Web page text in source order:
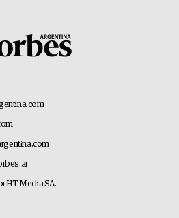
HT Media SA.